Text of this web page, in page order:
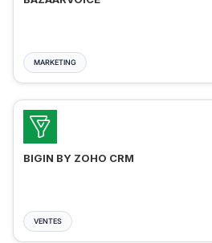
MARKETING
BIGIN BY ZOHO CRM
VENTES